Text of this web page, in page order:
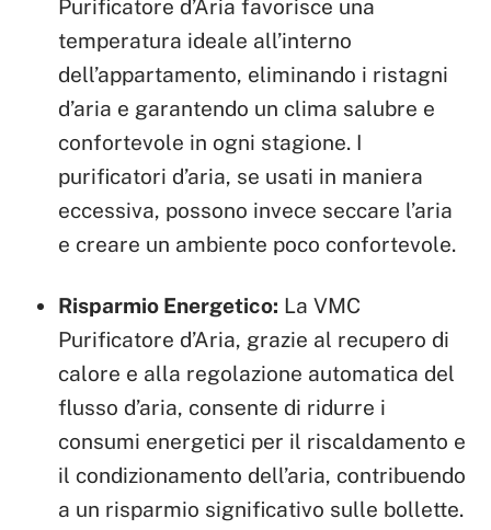
Purificatore d’Aria favorisce una
temperatura ideale all’interno
dell’appartamento, eliminando i ristagni
d’aria e garantendo un clima salubre e
confortevole in ogni stagione. I
purificatori d’aria, se usati in maniera
eccessiva, possono invece seccare l’aria
e creare un ambiente poco confortevole.
Risparmio Energetico: La VMC
Purificatore d’Aria, grazie al recupero di
calore e alla regolazione automatica del
flusso d’aria, consente di ridurre i
consumi energetici per il riscaldamento e
il condizionamento dell’aria, contribuendo
a un risparmio significativo sulle bollette.